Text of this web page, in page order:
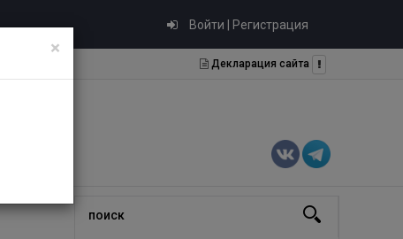
Войти | Регистрация
Декларация сайта
×